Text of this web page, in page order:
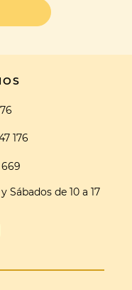
176
Sábados de 10 a 17